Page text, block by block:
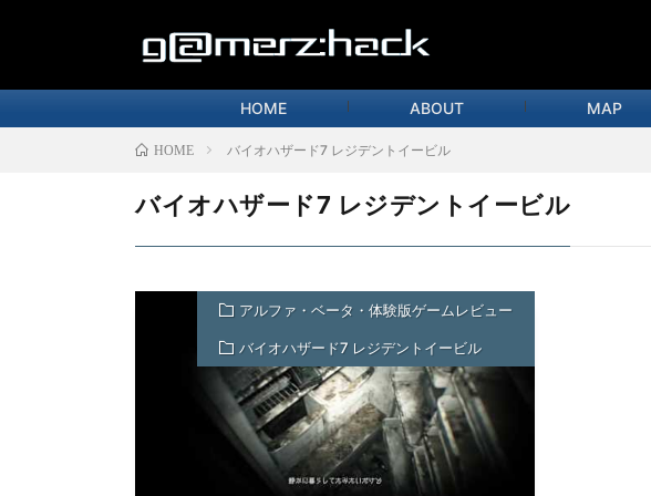
HOME ABOUT MAP
HOME バイオハザード7 レジデントイービル
バイオハザード7 レジデントイービル
アルファ・ベータ・体験版ゲームレビュー
バイオハザード7 レジデントイービル